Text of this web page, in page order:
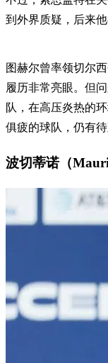
到外界质疑，后来
图赫尔曾率领切尔
履历非常亮眼。但
队，在高压炎热的
俱疲的球队，仍有待
波切蒂诺（